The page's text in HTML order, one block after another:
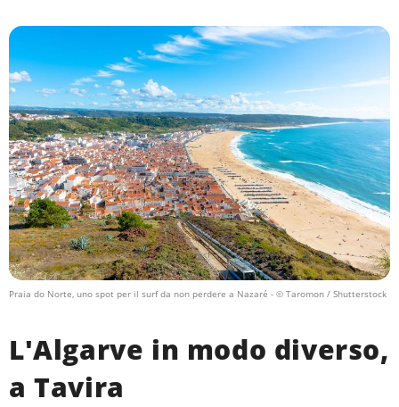
Praia do Norte, uno spot per il surf da non perdere a Nazaré - © Taromon / Shutterstock
L'Algarve in modo diverso,
a Tavira